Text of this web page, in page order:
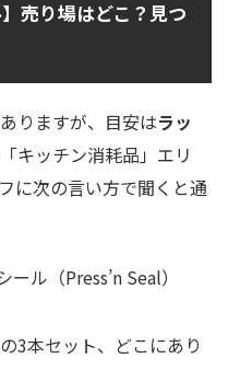
売り場はどこ？見つ
りますが、目安はラッ
キッチン消耗品」エリ
に次の言い方で聞くと通
ール（Press’n Seal）
3本セット、どこにあり